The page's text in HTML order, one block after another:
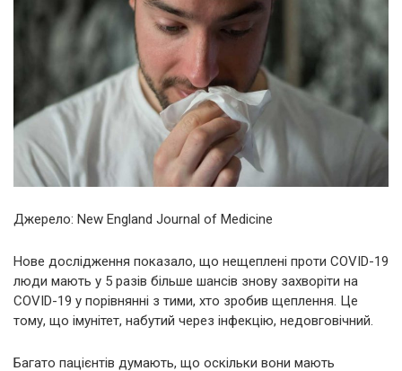
Джерело: New England Journal of Medicine
Нове дослідження показало, що нещеплені проти COVID-19
люди мають у 5 разів більше шансів знову захворіти на
COVID-19 у порівнянні з тими, хто зробив щеплення. Це
тому, що імунітет, набутий через інфекцію, недовговічний.
Багато пацієнтів думають, що оскільки вони мають